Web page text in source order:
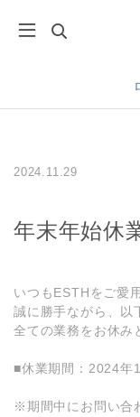
2024.11.29
年末年始休
いつもESTHをご愛
誠に勝手ながら、以
全ての業務をお休み
■休業期間：2024年
※期間中にお問い合